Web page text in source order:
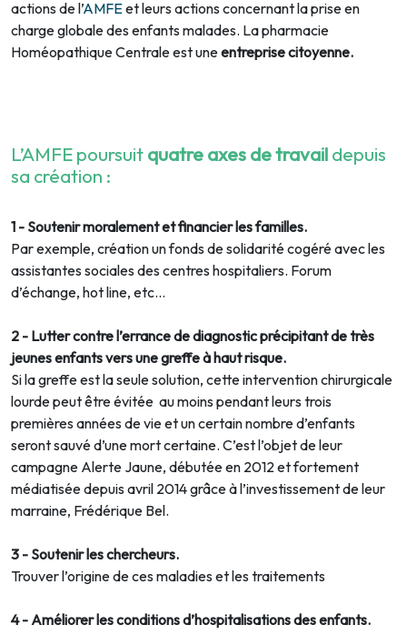
actions de l’AMFEet leurs actions concernant la prise en
charge globale des enfants malades. La pharmacie
Homéopathique Centrale est uneentreprise citoyenne.
L’AMFE poursuitquatre axes de travaildepuis
sa création :
1 - Soutenir moralement et financier les familles.
Par exemple, création un fonds de solidarité cogéré avec les
assistantes sociales des centres hospitaliers. Forum
d’échange, hot line, etc…
2 - Lutter contre l’errance de diagnostic précipitant de très
jeunes enfants vers une greffe à haut risque.
Si la greffe est la seule solution, cette intervention chirurgicale
lourde peut être évitée au moins pendant leurs trois
premières années de vie et un certain nombre d’enfants
seront sauvé d’une mort certaine. C’est l’objet de leur
campagne Alerte Jaune, débutée en 2012 et fortement
médiatisée depuis avril 2014 grâce à l’investissement de leur
marraine, Frédérique Bel.
3 - Soutenir les chercheurs.
Trouver l’origine de ces maladies et les traitements
4 - Améliorer les conditions d’hospitalisations des enfants.